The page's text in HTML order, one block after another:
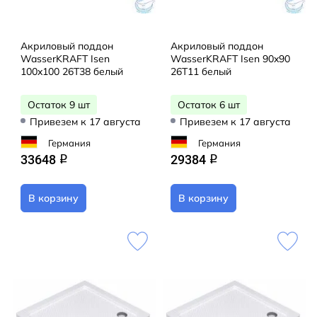
Акриловый поддон
WasserKRAFT Isen
100x100 26T38 белый
Остаток 9 шт
Привезем к 17 августа
Германия
33648 q
В корзину
Акриловый поддон
WasserKRAFT Isen 90x90
26T11 белый
Остаток 6 шт
Привезем к 17 августа
Германия
29384 q
В корзину